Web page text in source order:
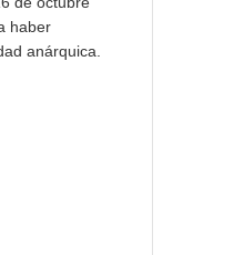
haber
anárquica.